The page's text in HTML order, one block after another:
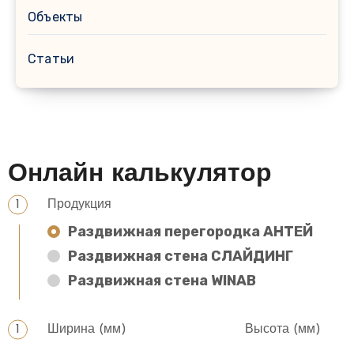
Объекты
Статьи
Онлайн калькулятор
Продукция
Раздвижная перегородка АНТЕЙ
Раздвижная стена СЛАЙДИНГ
Раздвижная стена WINAB
Ширина (мм) Высота (мм)